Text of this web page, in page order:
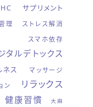
サプリメント
理
ストレス解消
スマホ依存
タルデトックス
ネス マッサージ
ン リラックス
健康習慣 大麻